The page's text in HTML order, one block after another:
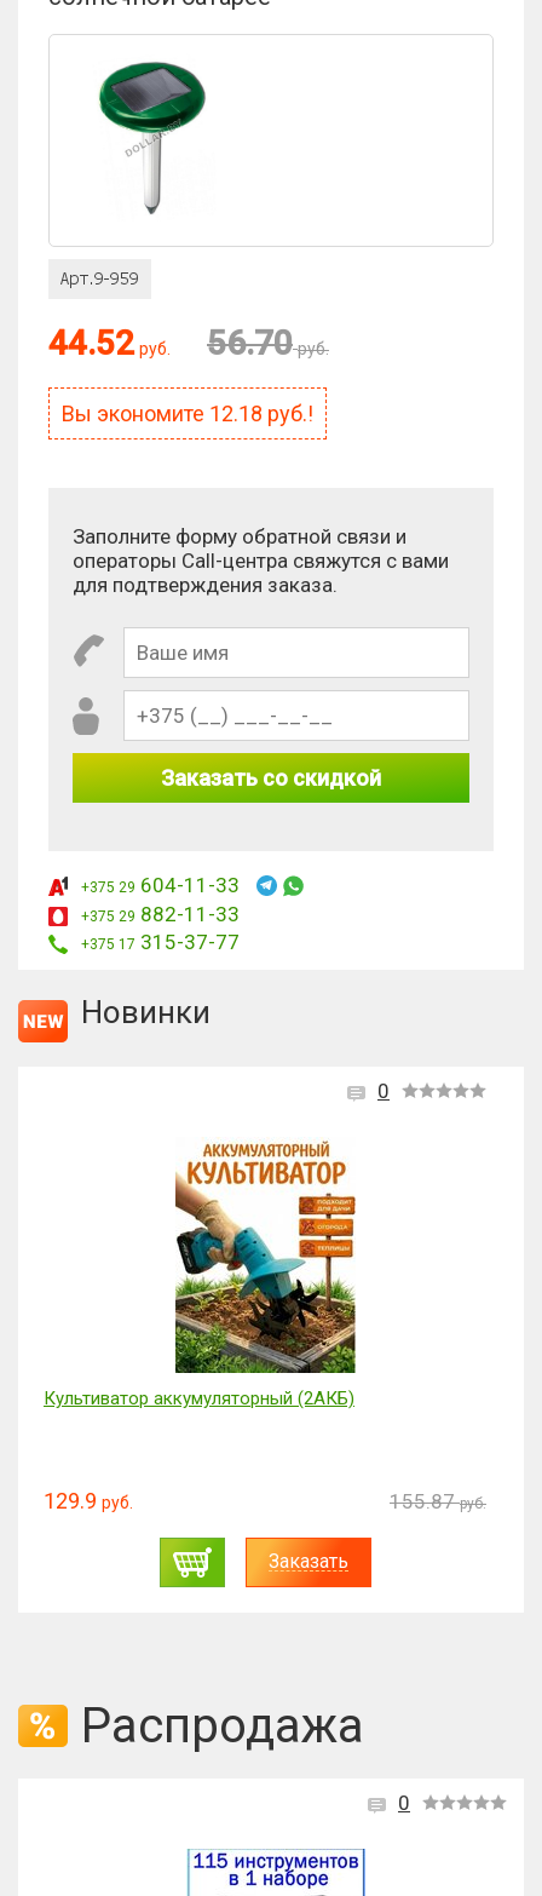
Антиспам:
44.52 руб. 56.70 руб.
Вы экономите 12.18 руб.!
Заполните форму обратной связи и
операторы Call-центра свяжутся с вами
для подтверждения заказа.
Заказать со скидкой
+375 29 604-11-33
+375 29 882-11-33
+375 17 315-37-77
Новинки
0
Культиватор аккумуляторный (2АКБ)
129.9 руб. 155.87 руб.
Заказать
Распродажа
0